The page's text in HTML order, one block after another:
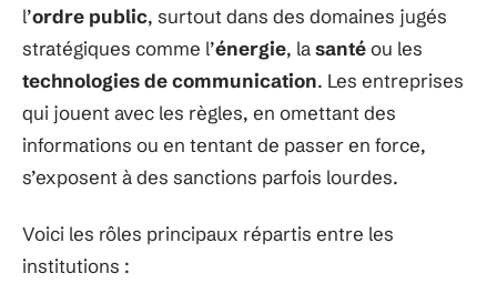
l’ordre public, surtout dans des domaines jugés
stratégiques comme l’énergie, lasantéou les
technologies de communication. Les entreprises
qui jouent avec les règles, en omettant des
informations ou en tentant de passer en force,
s’exposent à des sanctions parfois lourdes.
Voici les rôles principaux répartis entre les
institutions :